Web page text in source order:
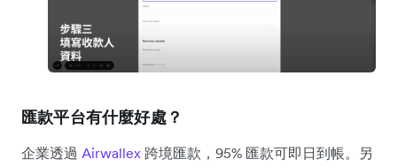
匯款平台有什麼好處？
企業透過 Airwallex 跨境匯款，95% 匯款可即日到帳。另